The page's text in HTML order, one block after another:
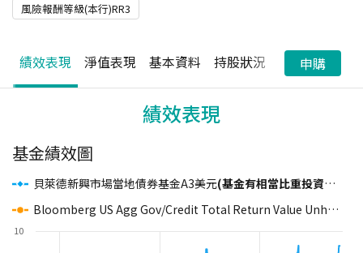
風險報酬等級(本行)RR3
績效表現 淨值表現 基本資料 持股狀況 配息狀況
申購
績效表現
基金績效圖
貝萊德新興市場當地債券基金A3美元(基金有相當比重投資於非投資等級之高風險債券)
Bloomberg US Agg Gov/Credit Total Return Value Unhedged USD
10